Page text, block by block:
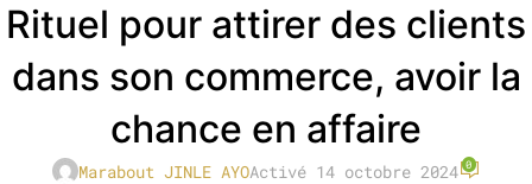
Rituel pour attirer des clients
dans son commerce, avoir la
chance en affaire
Marabout JINLE AYOActivé 14 octobre 2024 0